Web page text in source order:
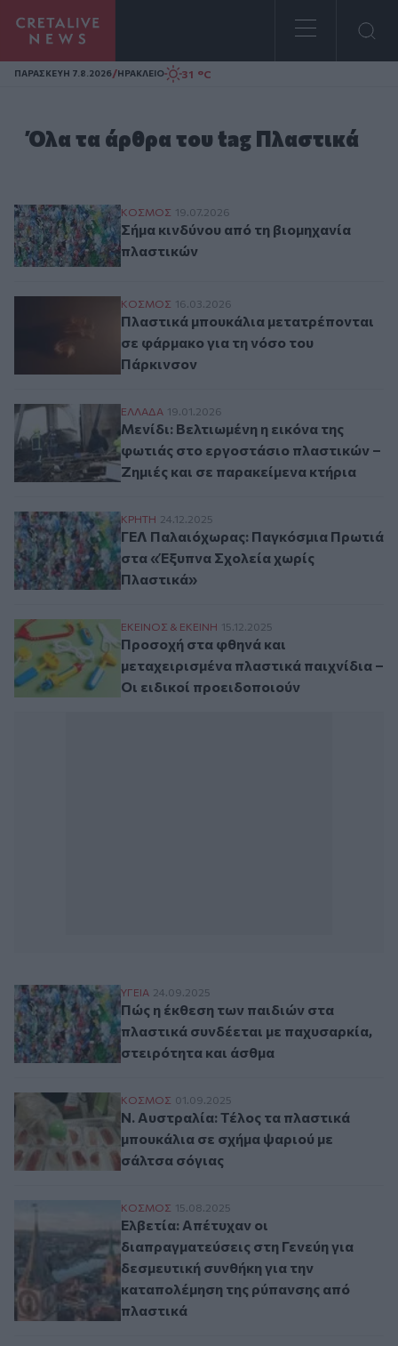
Homepage
ΠΑΡΑΣΚΕΥΗ 7.8.2026/ΗΡΑΚΛΕΙΟ 31 °C
Όλα τα άρθρα του tag Πλαστικά
Σήμα κινδύνου από τη βιομηχανία
ΚΟΣΜΟΣ 19.07.2026
Σήμα κινδύνου από τη βιομηχανία
πλαστικών
Πλαστικά μπουκάλια μετατρέπονται σε
ΚΟΣΜΟΣ 16.03.2026
Πλαστικά μπουκάλια μετατρέπονται
σε φάρμακο για τη νόσο του
Πάρκινσον
Mενίδι: Βελτιωμένη η εικόνα της φωτιάς
ΕΛΛAΔΑ 19.01.2026
Mενίδι: Βελτιωμένη η εικόνα της
φωτιάς στο εργοστάσιο πλαστικών –
Ζημιές και σε παρακείμενα κτήρια
ΓΕΛ Παλαιόχωρας: Παγκόσμια Πρωτιά
ΚΡΗΤΗ 24.12.2025
ΓΕΛ Παλαιόχωρας: Παγκόσμια Πρωτιά
στα «Έξυπνα Σχολεία χωρίς
Πλαστικά»
Προσοχή στα φθηνά και μεταχειρισμένα
ΕΚΕΙΝΟΣ & ΕΚΕΙΝΗ 15.12.2025
Προσοχή στα φθηνά και
μεταχειρισμένα πλαστικά παιχνίδια –
Οι ειδικοί προειδοποιούν
Πώς η έκθεση των παιδιών στα πλαστικά
ΥΓΕΙΑ 24.09.2025
Πώς η έκθεση των παιδιών στα
πλαστικά συνδέεται με παχυσαρκία,
στειρότητα και άσθμα
Ν. Αυστραλία: Τέλος τα πλαστικά
ΚΟΣΜΟΣ 01.09.2025
Ν. Αυστραλία: Τέλος τα πλαστικά
μπουκάλια σε σχήμα ψαριού με
σάλτσα σόγιας
Ελβετία: Απέτυχαν οι διαπραγματεύσεις
ΚΟΣΜΟΣ 15.08.2025
Ελβετία: Απέτυχαν οι
διαπραγματεύσεις στη Γενεύη για
δεσμευτική συνθήκη για την
καταπολέμηση της ρύπανσης από
πλαστικά